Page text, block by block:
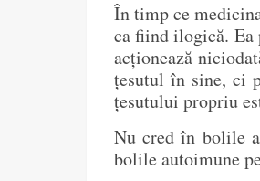
În timp ce
ca fiind ilogică. Ea
acționează
țesutul în sine, ci
țesutului propriu
Nu cred în bolile
bolile autoimune